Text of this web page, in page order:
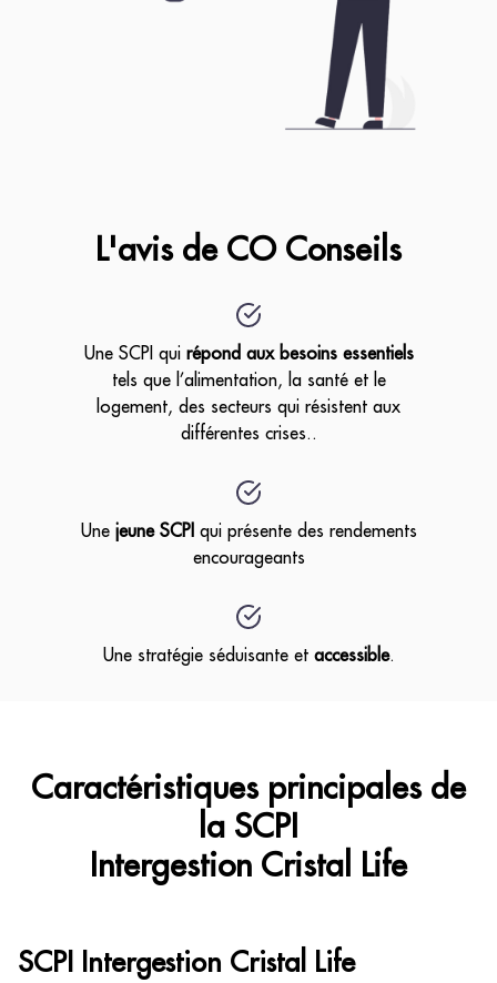
L'avis de CO Conseils
Une SCPI qui répond aux besoins essentiels
tels que l’alimentation, la santé et le
logement, des secteurs qui résistent aux
différentes crises..
Une jeune SCPIqui présente des rendements
encourageants
Une stratégie séduisante et accessible.
Caractéristiques principales de
la SCPI
Intergestion Cristal Life
SCPI Intergestion Cristal Life